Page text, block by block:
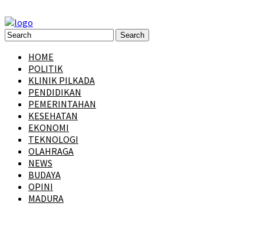
HOME
POLITIK
KLINIK PILKADA
PENDIDIKAN
PEMERINTAHAN
KESEHATAN
EKONOMI
TEKNOLOGI
OLAHRAGA
NEWS
BUDAYA
OPINI
MADURA